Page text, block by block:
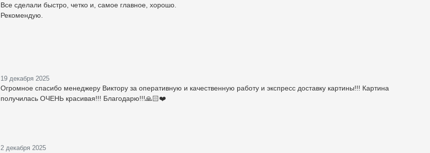
Все сделали быстро, четко и, самое главное, хорошо.
Рекомендую.
19 декабря 2025
Огромное спасибо менеджеру Виктору за оперативную и качественную работу и экспресс доставку картины!!! Картина
получилась ОЧЕНЬ красивая!!! Благодарю!!!🙏🏻❤️
2 декабря 2025